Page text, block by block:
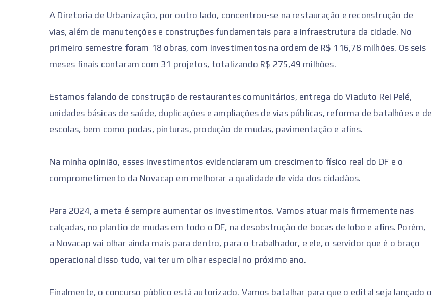
A Diretoria de Urbanização, por outro lado, concentrou-se na restauração e reconstrução de
vias, além de manutenções e construções fundamentais para a infraestrutura da cidade. No
primeiro semestre foram 18 obras, com investimentos na ordem de R$ 116,78 milhões. Os seis
meses finais contaram com 31 projetos, totalizando R$ 275,49 milhões.
Estamos falando de construção de restaurantes comunitários, entrega do Viaduto Rei Pelé,
unidades básicas de saúde, duplicações e ampliações de vias públicas, reforma de batalhões e de
escolas, bem como podas, pinturas, produção de mudas, pavimentação e afins.
Na minha opinião, esses investimentos evidenciaram um crescimento físico real do DF e o
comprometimento da Novacap em melhorar a qualidade de vida dos cidadãos.
Para 2024, a meta é sempre aumentar os investimentos. Vamos atuar mais firmemente nas
calçadas, no plantio de mudas em todo o DF, na desobstrução de bocas de lobo e afins. Porém,
a Novacap vai olhar ainda mais para dentro, para o trabalhador, e ele, o servidor que é o braço
operacional disso tudo, vai ter um olhar especial no próximo ano.
Finalmente, o concurso público está autorizado. Vamos batalhar para que o edital seja lançado o